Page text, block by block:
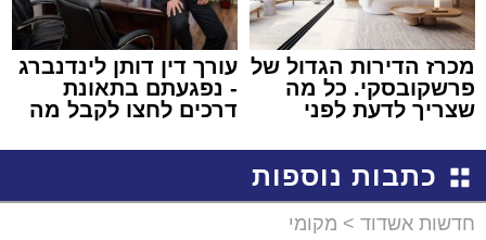
מכרז הדירות הגדול של
פרשקובסקי. כל מה
שצריך לדעת לפני
באשדוד
עורך דין דותן לינדנברג
- נפגעתם בתאונת
דרכים לחצו לקבל מה
כתבות נוספות
חדשות אשדוד > מקומי